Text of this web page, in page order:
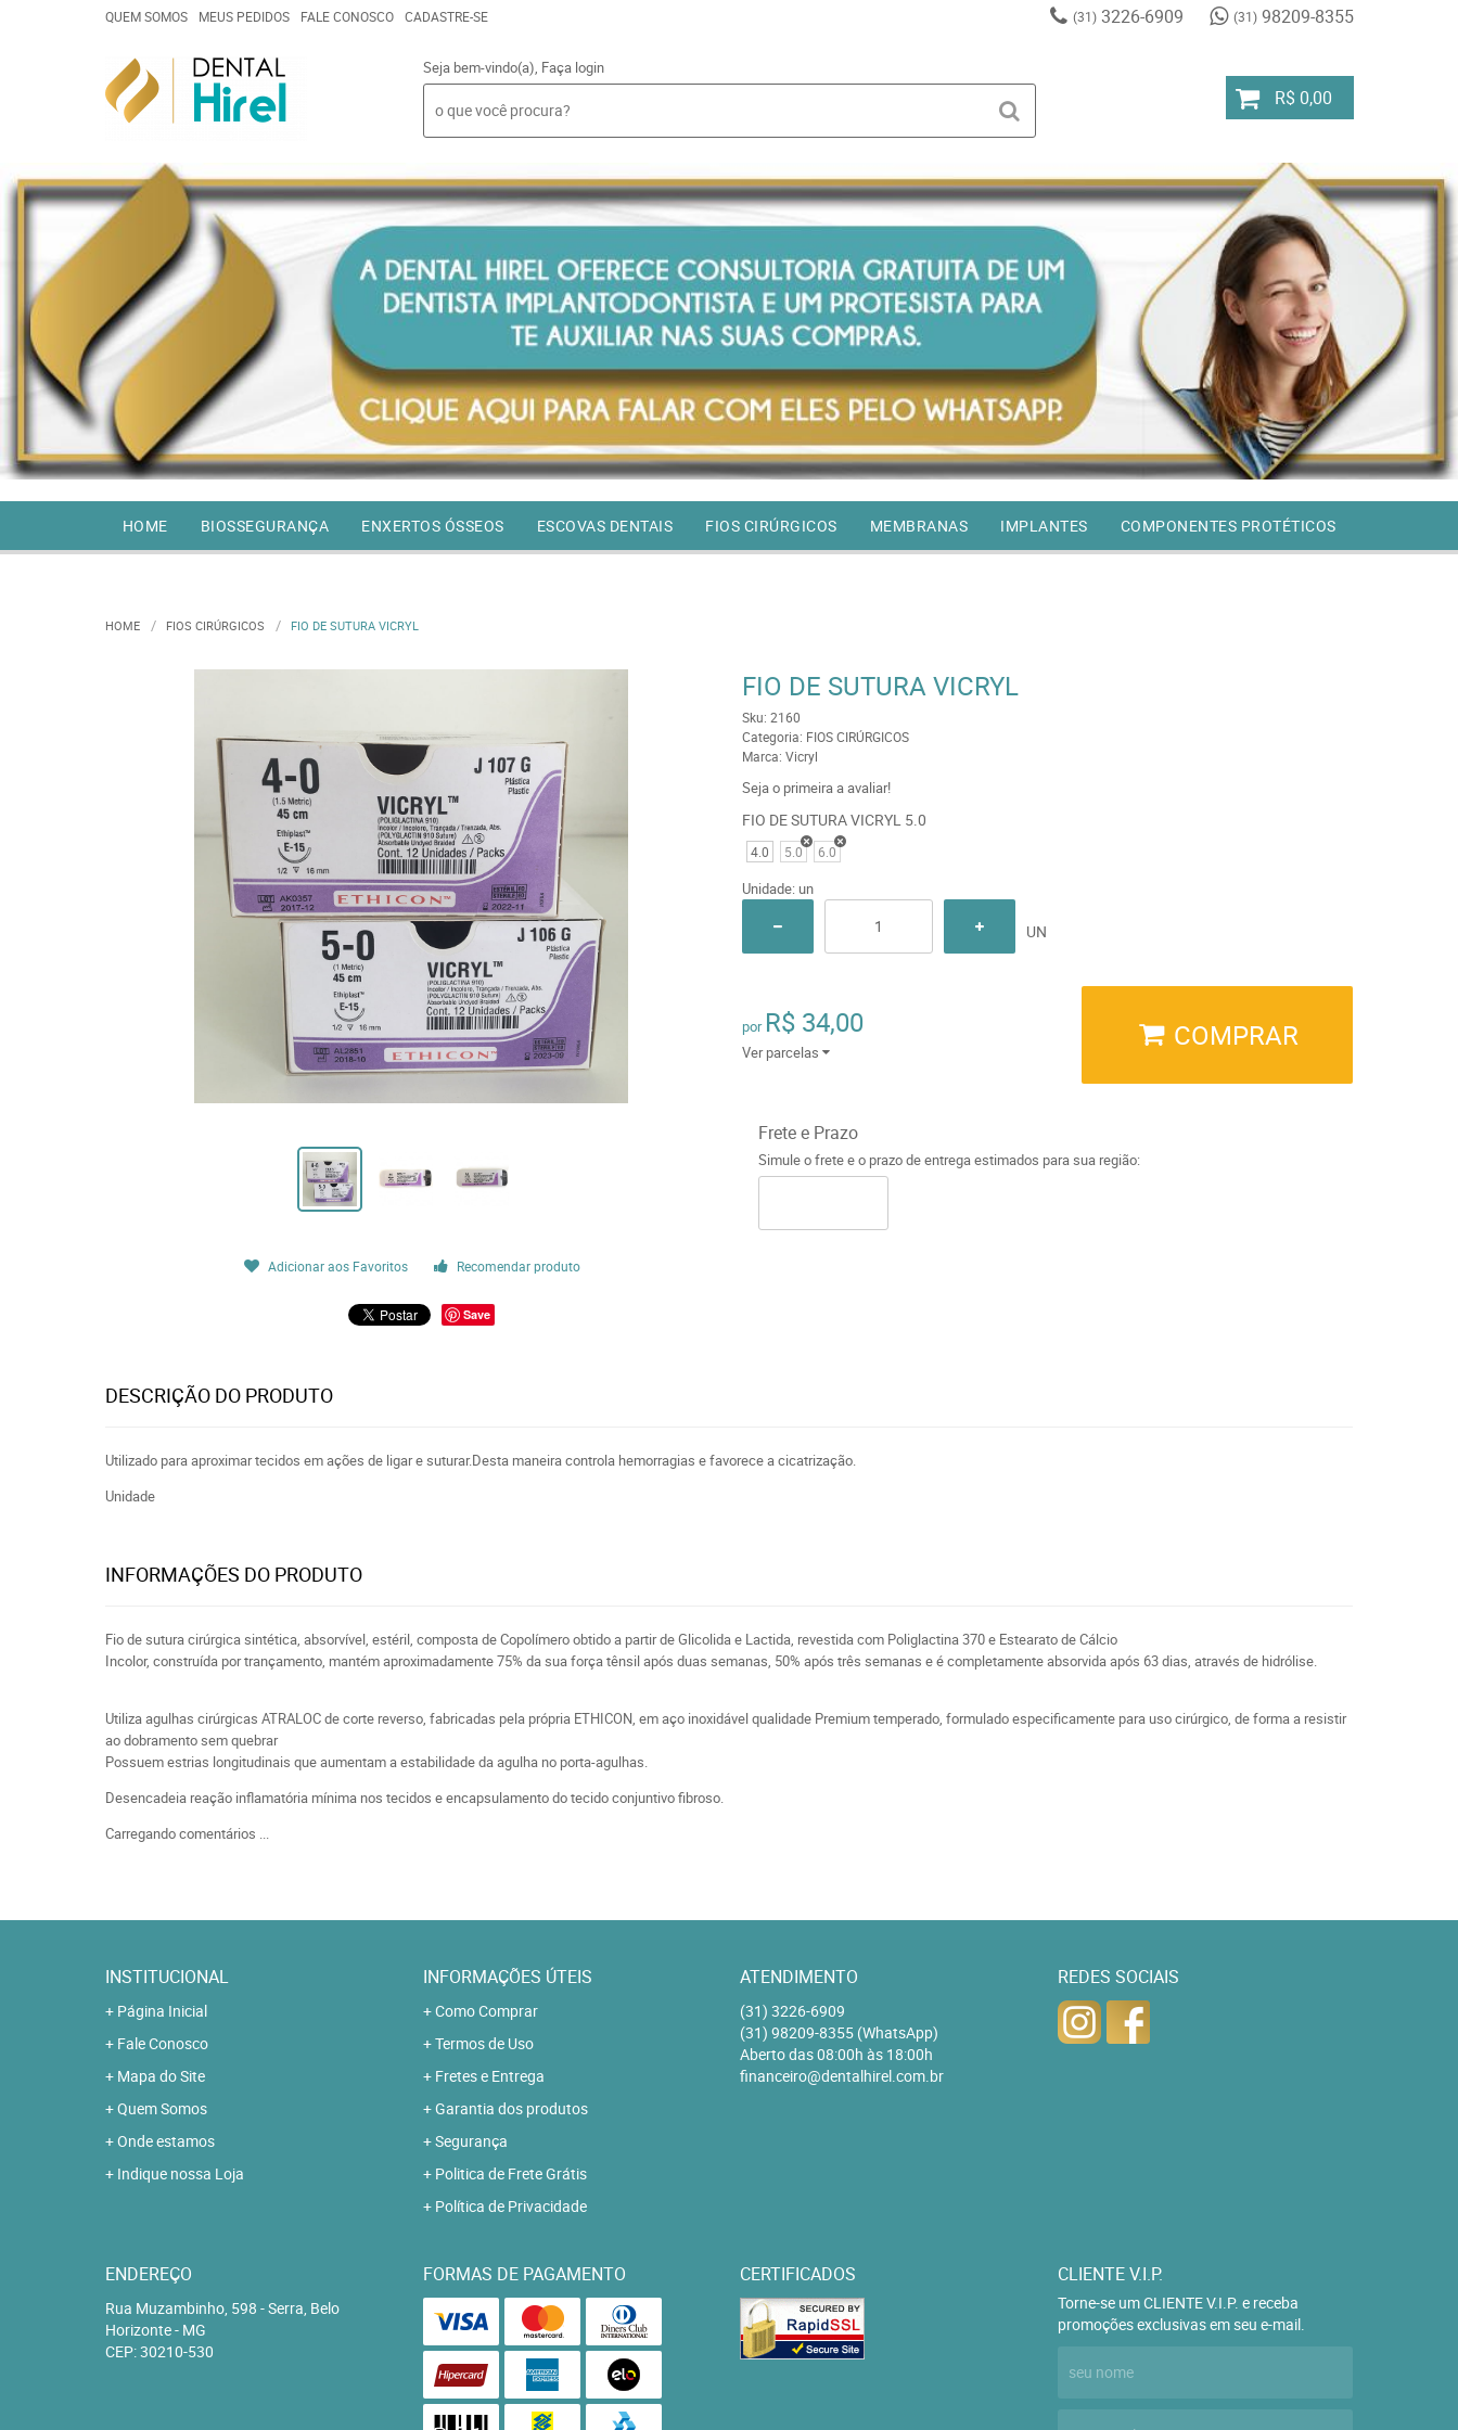
QUEM SOMOS MEUS PEDIDOS FALE CONOSCO CADASTRE-SE (31)3226-6909 (31)98209-8355
Seja bem-vindo(a), Faça login
R$ 0,00
HOME BIOSSEGURANÇA ENXERTOS ÓSSEOS ESCOVAS DENTAIS FIOS CIRÚRGICOS MEMBRANAS IMPLANTES COMPONENTES PROTÉTICOS
HOME FIOS CIRÚRGICOS FIO DE SUTURA VICRYL
Adicionar aos Favoritos Recomendar produto
Save
FIO DE SUTURA VICRYL
Sku: 2160
Categoria: FIOS CIRÚRGICOS
Marca: Vicryl
Seja o primeira a avaliar!
FIO DE SUTURA VICRYL 5.0
4.0 5.0 6.0
Unidade: un
UN
por R$ 34,00
Ver parcelas COMPRAR
Frete e Prazo
Simule o frete e o prazo de entrega estimados para sua região:
DESCRIÇÃO DO PRODUTO
Utilizado para aproximar tecidos em ações de ligar e suturar.Desta maneira controla hemorragias e favorece a cicatrização.
Unidade
INFORMAÇÕES DO PRODUTO
Fio de sutura cirúrgica sintética, absorvível, estéril, composta de Copolímero obtido a partir de Glicolida e Lactida, revestida com Poliglactina 370 e Estearato de Cálcio
Incolor, construída por trançamento, mantém aproximadamente 75% da sua força tênsil após duas semanas, 50% após três semanas e é completamente absorvida após 63 dias, através de hidrólise.
Utiliza agulhas cirúrgicas ATRALOC de corte reverso, fabricadas pela própria ETHICON, em aço inoxidável qualidade Premium temperado, formulado especificamente para uso cirúrgico, de forma a resistir
ao dobramento sem quebrar
Possuem estrias longitudinais que aumentam a estabilidade da agulha no porta-agulhas.
Desencadeia reação inflamatória mínima nos tecidos e encapsulamento do tecido conjuntivo fibroso.
Carregando comentários ...
INSTITUCIONAL
Página Inicial
Fale Conosco
Mapa do Site
Quem Somos
Onde estamos
Indique nossa Loja
INFORMAÇÕES ÚTEIS
Como Comprar
Termos de Uso
Fretes e Entrega
Garantia dos produtos
Segurança
Politica de Frete Grátis
Política de Privacidade
ATENDIMENTO
(31) 3226-6909
(31) 98209-8355 (WhatsApp)
Aberto das 08:00h às 18:00h
financeiro@dentalhirel.com.br
REDES SOCIAIS
ENDEREÇO
Rua Muzambinho, 598 -Serra, Belo
Horizonte- MG
CEP: 30210-530
FORMAS DE PAGAMENTO CERTIFICADOS CLIENTE V.I.P.
Torne-se um CLIENTE V.I.P. e receba
promoções exclusivas em seu e-mail.